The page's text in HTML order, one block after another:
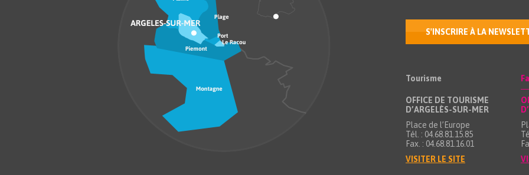
S'INSCRIRE À LA
Tourisme
OFFICE DE TOURISME
D’ARGELÈS-SUR-MER
Place de l’Europe
Tél. : 04.68.81.15.85
Fax. : 04.68.81.16.01
VISITER LE SITE